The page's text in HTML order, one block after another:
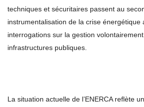
techniques et sécuritaires passent au
instrumentalisation de la crise énergétique
interrogations sur la gestion
infrastructures publiques.
La situation actuelle de l’ENERCA reflète